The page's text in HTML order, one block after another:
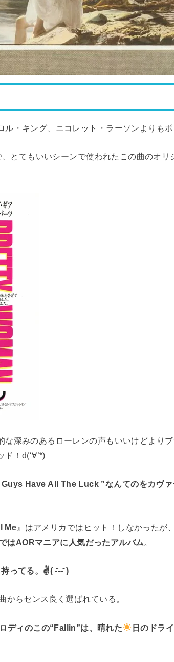
ル・キング、ニコレット・ラーソンよりもポ
、とてもいいシーンで使われたこの曲のオリ
な深みのあるローレンの声もいいけどより
ド！d(‘∀’*)
Have All The Luck ”なんてのをカヴァ
Me 』はアメリカではヒット！しなかったが
はAORマニアに人気だったアルバム。
ってる。✌️( -᷄֊-᷅ )
からセンス良く選ばれている。
ディのこの“Fallin”は、晴れた 日のドラ